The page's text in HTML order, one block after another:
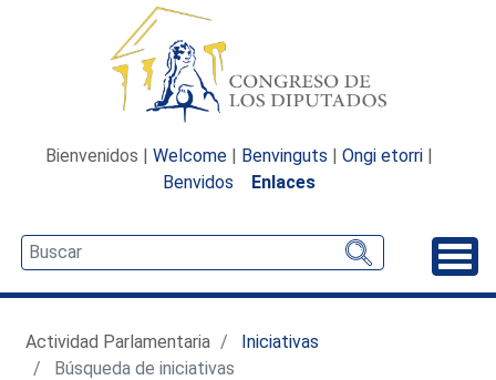
Bienvenidos | Welcome | Benvinguts | Ongi etorri |
Benvidos
Enlaces
Actividad Parlamentaria
Iniciativas
Búsqueda de iniciativas